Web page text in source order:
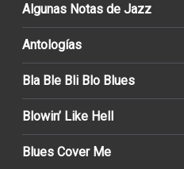
Algunas Notas de Jazz
Antologías
Bla Ble Bli Blo Blues
Blowin’ Like Hell
Blues Cover Me